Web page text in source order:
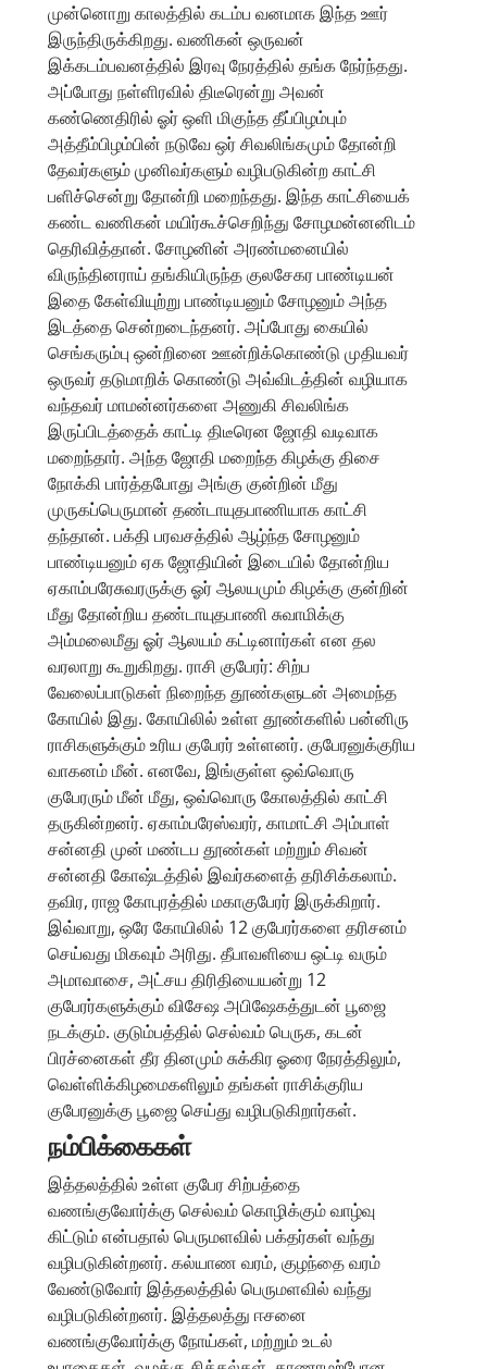
முன்னொறு காலத்தில் கடம்ப வனமாக இந்த ஊர்
இருந்திருக்கிறது. வணிகன் ஒருவன்
இக்கடம்பவனத்தில் இரவு நேரத்தில் தங்க நேர்ந்தது.
அப்போது நள்ளிரவில் திடீரென்று அவன்
கண்ணெதிரில் ஓர் ஒளி மிகுந்த தீப்பிழம்பும்
அத்தீம்பிழம்பின் நடுவே ஒர் சிவலிங்கமும் தோன்றி
தேவர்களும் முனிவர்களும் வழிபடுகின்ற காட்சி
பளிச்சென்று தோன்றி மறைந்தது. இந்த காட்சியைக்
கண்ட வணிகன் மயிர்கூச்செறிந்து சோழமன்னனிடம்
தெரிவித்தான். சோழனின் அரண்மனையில்
விருந்தினராய் தங்கியிருந்த குலசேகர பாண்டியன்
இதை கேள்வியுற்று பாண்டியனும் சோழனும் அந்த
இடத்தை சென்றடைந்தனர். அப்போது கையில்
செங்கரும்பு ஒன்றினை ஊன்றிக்கொண்டு முதியவர்
ஒருவர் தடுமாறிக் கொண்டு அவ்விடத்தின் வழியாக
வந்தவர் மாமன்னர்களை அணுகி சிவலிங்க
இருப்பிடத்தைக் காட்டி திடீரென ஜோதி வடிவாக
மறைந்தார். அந்த ஜோதி மறைந்த கிழக்கு திசை
நோக்கி பார்த்தபோது அங்கு குன்றின் மீது
முருகப்பெருமான் தண்டாயுதபாணியாக காட்சி
தந்தான். பக்தி பரவசத்தில் ஆழ்ந்த சோழனும்
பாண்டியனும் ஏக ஜோதியின் இடையில் தோன்றிய
ஏகாம்பரேசுவரருக்கு ஓர் ஆலயமும் கிழக்கு குன்றின்
மீது தோன்றிய தண்டாயுதபாணி சுவாமிக்கு
அம்மலைமீது ஓர் ஆலயம் கட்டினார்கள் என தல
வரலாறு கூறுகிறது. ராசி குபேரர்: சிற்ப
வேலைப்பாடுகள் நிறைந்த தூண்களுடன் அமைந்த
கோயில் இது. கோயிலில் உள்ள தூண்களில் பன்னிரு
ராசிகளுக்கும் உரிய குபேரர் உள்ளனர். குபேரனுக்குரிய
வாகனம் மீன். எனவே, இங்குள்ள ஒவ்வொரு
குபேரரும் மீன் மீது, ஒவ்வொரு கோலத்தில் காட்சி
தருகின்றனர். ஏகாம்பரேஸ்வரர், காமாட்சி அம்பாள்
சன்னதி முன் மண்டப தூண்கள் மற்றும் சிவன்
சன்னதி கோஷ்டத்தில் இவர்களைத் தரிசிக்கலாம்.
தவிர, ராஜ கோபுரத்தில் மகாகுபேரர் இருக்கிறார்.
இவ்வாறு, ஒரே கோயிலில் 12 குபேரர்களை தரிசனம்
செய்வது மிகவும் அரிது. தீபாவளியை ஒட்டி வரும்
அமாவாசை, அட்சய திரிதியையன்று 12
குபேரர்களுக்கும் விசேஷ அபிஷேகத்துடன் பூஜை
நடக்கும். குடும்பத்தில் செல்வம் பெருக, கடன்
பிரச்னைகள் தீர தினமும் சுக்கிர ஓரை நேரத்திலும்,
வெள்ளிக்கிழமைகளிலும் தங்கள் ராசிக்குரிய
குபேரனுக்கு பூஜை செய்து வழிபடுகிறார்கள்.
நம்பிக்கைகள்
இத்தலத்தில் உள்ள குபேர சிற்பத்தை
வணங்குவோர்க்கு செல்வம் கொழிக்கும் வாழ்வு
கிட்டும் என்பதால் பெருமளவில் பக்தர்கள் வந்து
வழிபடுகின்றனர். கல்யாண வரம், குழந்தை வரம்
வேண்டுவோர் இத்தலத்தில் பெருமளவில் வந்து
வழிபடுகின்றனர். இத்தலத்து ஈசனை
வணங்குவோர்க்கு நோய்கள், மற்றும் உடல்